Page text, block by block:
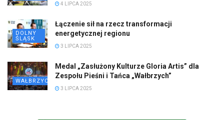
4 LIPCA 2025
DOLNY
ŚLĄSK
Łączenie sił na rzecz transformacji
energetycznej regionu
3 LIPCA 2025
WAŁBRZYCH
Medal „Zasłużony Kulturze Gloria Artis” dla
Zespołu Pieśni i Tańca „Wałbrzych”
3 LIPCA 2025